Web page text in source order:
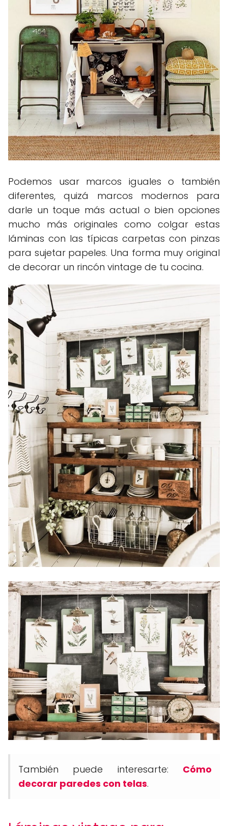
Podemos usar marcos iguales o también
diferentes, quizá marcos modernos para
darle un toque más actual o bien opciones
mucho más originales como colgar estas
láminas con las típicas carpetas con pinzas
para sujetar papeles. Una forma muy original
de decorar un rincón vintage de tu cocina.
También puede interesarte: Cómo
decorar paredes con telas.